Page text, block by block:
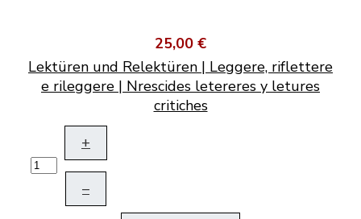
25,00 €
Lektüren und Relektüren | Leggere, riflettere
e rileggere | Nrescides letereres y letures
critiches
+
–